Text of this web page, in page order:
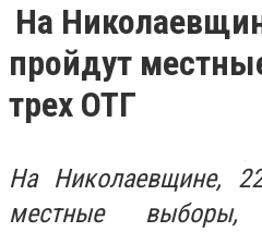
На
пройдут
трех ОТГ
На Николаевщине,
местные